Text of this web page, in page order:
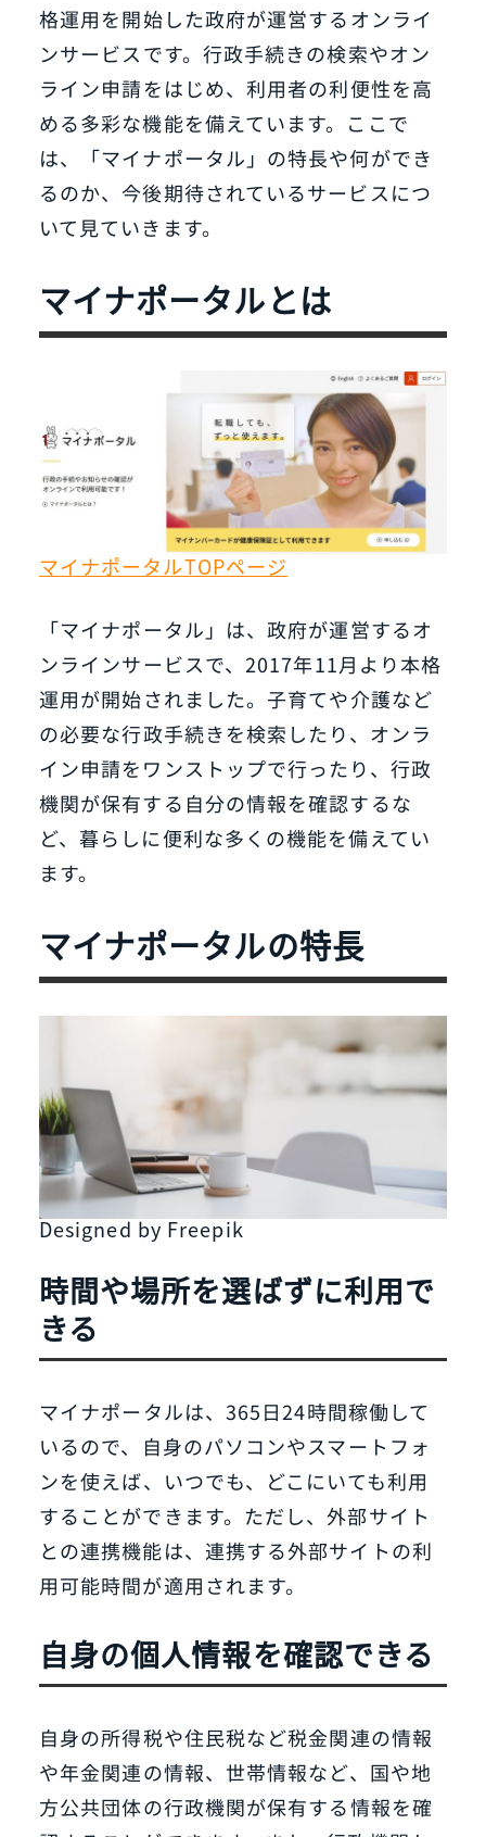
格運用を開始した政府が運営するオンライ
ンサービスです。行政手続きの検索やオン
ライン申請をはじめ、利用者の利便性を高
める多彩な機能を備えています。ここで
は、「マイナポータル」の特長や何ができ
るのか、今後期待されているサービスにつ
いて見ていきます。
マイナポータルとは
マイナポータルTOPページ
「マイナポータル」は、政府が運営するオ
ンラインサービスで、2017年11月より本格
運用が開始されました。子育てや介護など
の必要な行政手続きを検索したり、オンラ
イン申請をワンストップで行ったり、行政
機関が保有する自分の情報を確認するな
ど、暮らしに便利な多くの機能を備えてい
ます。
マイナポータルの特長
Designed by Freepik
時間や場所を選ばずに利用で
きる
マイナポータルは、365日24時間稼働して
いるので、自身のパソコンやスマートフォ
ンを使えば、いつでも、どこにいても利用
することができます。ただし、外部サイト
との連携機能は、連携する外部サイトの利
用可能時間が適用されます。
自身の個人情報を確認できる
自身の所得税や住民税など税金関連の情報
や年金関連の情報、世帯情報など、国や地
方公共団体の行政機関が保有する情報を確